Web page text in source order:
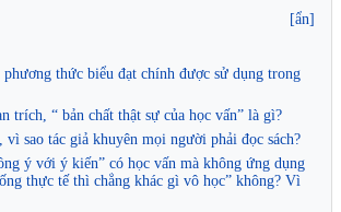
[ẩn]
thức biểu đạt chính được sử dụng trong
trích, “ bản chất thật sự của học vấn” là gì?
vì sao tác giả khuyên mọi người phải đọc sách?
ý với ý kiến” có học vấn mà không ứng dụng
thực tế thì chẳng khác gì vô học” không? Vì